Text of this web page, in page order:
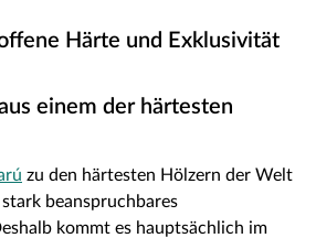
Härte und Exklusivität
einem der härtesten
zu den härtesten Hölzern der Welt
beanspruchbares
kommt es hauptsächlich im